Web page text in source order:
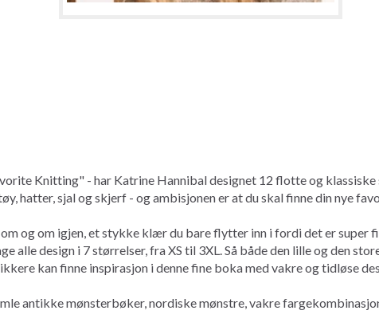
Knitting" - har Katrine Hannibal designet 12 flotte og
hatter, sjal og skjerf - og ambisjonen er at du skal finne din nye
og om igjen, et stykke klær du bare flytter inn i fordi det er super
alle design i 7 størrelser, fra XS til 3XL. Så både den lille og den
kan finne inspirasjon i denne fine boka med vakre og tidløse
antikke mønsterbøker, nordiske mønstre, vakre